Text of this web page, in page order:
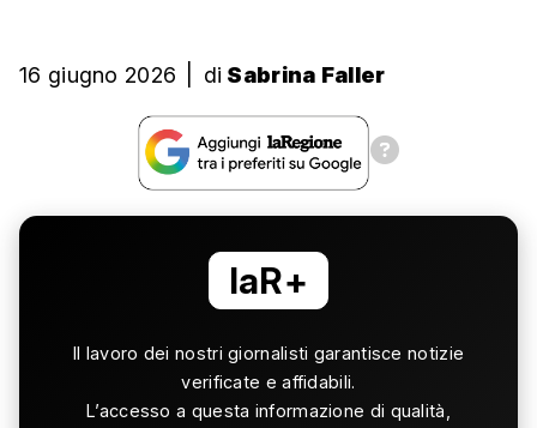
16 giugno 2026 di Sabrina Faller
laR+
Il lavoro dei nostri giornalisti garantisce notizie
verificate e affidabili.
L’accesso a questa informazione di qualità,